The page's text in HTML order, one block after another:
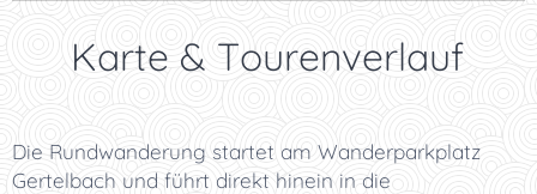
🗺️ Karte & Tourenverlauf
Die Rundwanderung startet am Wanderparkplatz
Gertelbach und führt direkt hinein in die